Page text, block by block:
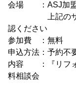
会場 ：ASJ加盟
上記のサイト
認ください
参加費 ：無料
申込方法：予約
内容 ：『リフォ
料相談会